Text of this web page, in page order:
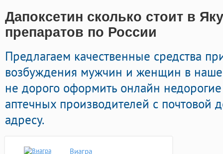
Дапоксетин сколько стоит в
препаратов по России
Предлагаем качественные средства
возбуждения мужчин и женщин в
не дорого оформить онлайн
аптечных производителей с почтовой
адресу.
Виагра